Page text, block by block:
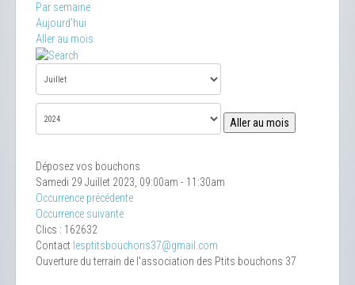
Par semaine
Aujourd'hui
Aller au mois
Aller au mois
Déposez vos bouchons
Samedi 29 Juillet 2023, 09:00am - 11:30am
Occurrence précédente
Occurrence suivante
Clics : 162632
Contact lesptitsbouchons37@gmail.com
Ouverture du terrain de l'association des Ptits bouchons 37